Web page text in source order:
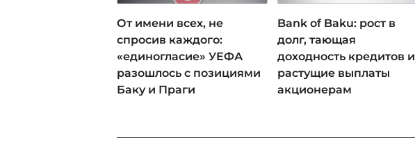
От имени всех, не
спросив каждого:
«единогласие» УЕФА
разошлось с позициями
Баку и Праги
Bank of Baku: рост в
долг, тающая
доходность кредитов и
растущие выплаты
акционерам